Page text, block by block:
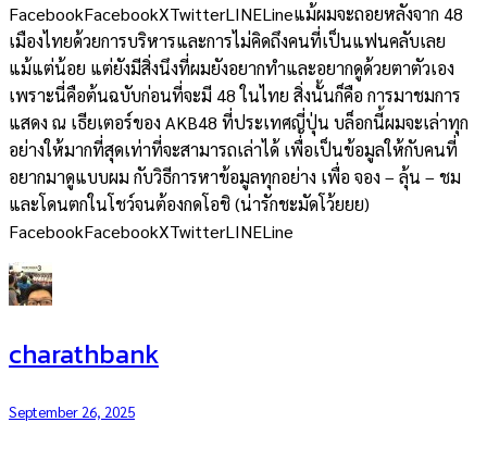
FacebookFacebookXTwitterLINELineแม้ผมจะถอยหลังจาก 48
เมืองไทยด้วยการบริหารและการไม่คิดถึงคนที่เป็นแฟนคลับเลย
แม้แต่น้อย แต่ยังมีสิ่งนึงที่ผมยังอยากทำและอยากดูด้วยตาตัวเอง
เพราะนี่คือต้นฉบับก่อนที่จะมี 48 ในไทย สิ่งนั้นก็คือ การมาชมการ
แสดง ณ เธียเตอร์ของ AKB48 ที่ประเทศญี่ปุ่น บล็อกนี้ผมจะเล่าทุก
อย่างให้มากที่สุดเท่าที่จะสามารถเล่าได้ เพื่อเป็นข้อมูลให้กับคนที่
อยากมาดูแบบผม กับวิธีการหาข้อมูลทุกอย่าง เพื่อ จอง – ลุ้น – ชม
และโดนตกในโชว์จนต้องกดโอชิ (น่ารักชะมัดโว้ยยย)
FacebookFacebookXTwitterLINELine
charathbank
September 26, 2025